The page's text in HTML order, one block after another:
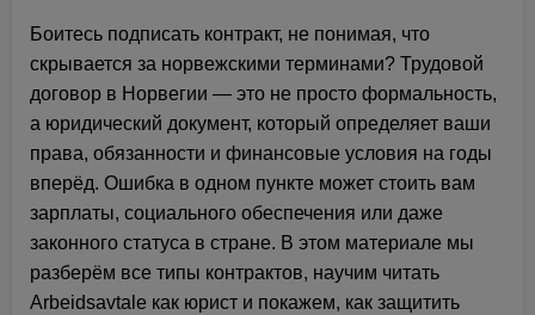
Боитесь подписать контракт, не понимая, что
скрывается за норвежскими терминами? Трудовой
договор в Норвегии — это не просто формальность,
а юридический документ, который определяет ваши
права, обязанности и финансовые условия на годы
вперёд. Ошибка в одном пункте может стоить вам
зарплаты, социального обеспечения или даже
законного статуса в стране. В этом материале мы
разберём все типы контрактов, научим читать
Arbeidsavtale как юрист и покажем, как защитить